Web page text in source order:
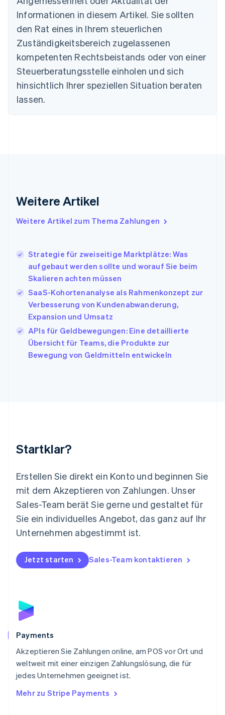
Informationen in diesem Artikel. Sie sollten
den Rat eines in Ihrem steuerlichen
Zuständigkeitsbereich zugelassenen
kompetenten Rechtsbeistands oder von einer
Steuerberatungsstelle einholen und sich
hinsichtlich Ihrer speziellen Situation beraten
lassen.
Weitere Artikel
Weitere Artikel zum Thema Zahlungen
Strategie für zweiseitige Marktplätze: Was
aufgebaut werden sollte und worauf Sie beim
Skalieren achten müssen
SaaS-Kohortenanalyse als Rahmenkonzept zur
Verbesserung von Kundenabwanderung,
Expansion und Umsatz
APIs für Geldbewegungen: Eine detaillierte
Übersicht für Teams, die Produkte zur
Bewegung von Geldmitteln entwickeln
Startklar?
Erstellen Sie direkt ein Konto und beginnen Sie
mit dem Akzeptieren von Zahlungen. Unser
Sales-Team berät Sie gerne und gestaltet für
Sie ein individuelles Angebot, das ganz auf Ihr
Unternehmen abgestimmt ist.
Jetzt starten Sales-Team kontaktieren
Payments
Akzeptieren Sie Zahlungen online, am POS vor Ort und
weltweit mit einer einzigen Zahlungslösung, die für
jedes Unternehmen geeignet ist.
Mehr zu Stripe Payments
Bulgarien
English
Dänemark
English
Deutschland
DeutschEnglish
English
Festlandchina
Indien
Irland
ItalianoEnglish
Japan
日本語
EnglishFrançais
Kroatien
EnglishItaliano
English
Liechtenstein
DeutschEnglish
Mexiko
English
Niederlande
Nederlands English
Norwegen
English
Österreich
Polen
English
Portugal
Schweden
Schweiz
Singapur
English简体中文
Slowakei
Slowenien